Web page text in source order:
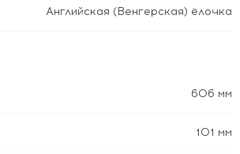
Английская (Венгерская) ёлочка
606 мм
101 мм